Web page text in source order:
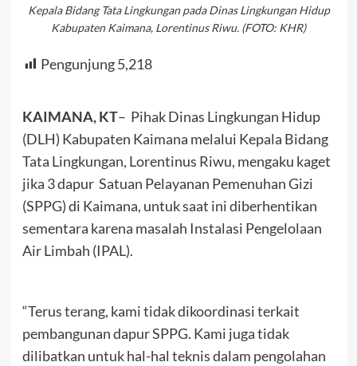
Kepala Bidang Tata Lingkungan pada Dinas Lingkungan Hidup
Kabupaten Kaimana, Lorentinus Riwu. (FOTO: KHR)
Pengunjung 5,218
KAIMANA, KT– Pihak Dinas Lingkungan Hidup
(DLH) Kabupaten Kaimana melalui Kepala Bidang
Tata Lingkungan, Lorentinus Riwu, mengaku kaget
jika 3 dapur Satuan Pelayanan Pemenuhan Gizi
(SPPG) di Kaimana, untuk saat ini diberhentikan
sementara karena masalah Instalasi Pengelolaan
Air Limbah (IPAL).
“Terus terang, kami tidak dikoordinasi terkait
pembangunan dapur SPPG. Kami juga tidak
dilibatkan untuk hal-hal teknis dalam pengolahan